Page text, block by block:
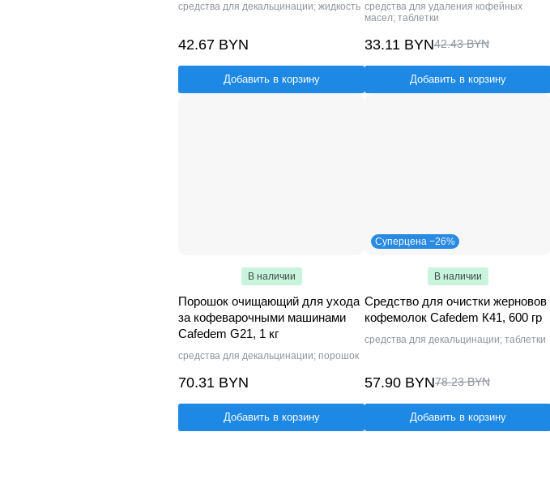
средства для декальцинации; жидкость
42.67 BYN
Добавить в корзину
средства для удаления кофейных
масел; таблетки
33.11 BYN42.43 BYN
Добавить в корзину
В наличии
Порошок очищающий для ухода
за кофеварочными машинами
Cafedem G21, 1 кг
средства для декальцинации; порошок
70.31 BYN
Добавить в корзину
Суперцена −26%
В наличии
Средство для очистки жерновов
кофемолок Cafedem К41, 600 гр
средства для декальцинации; таблетки
57.90 BYN78.23 BYN
Добавить в корзину